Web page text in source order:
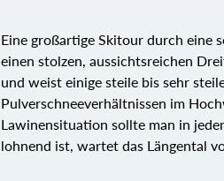
Eine großartige Skitour durch eine
einen stolzen, aussichtsreichen
und weist einige steile bis sehr
Pulverschneeverhältnissen im
Lawinensituation sollte man in
lohnend ist, wartet das Längental